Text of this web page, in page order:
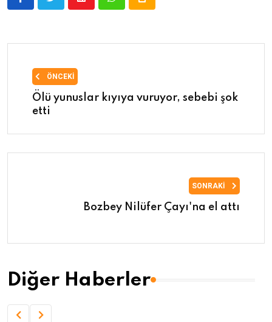
ÖNCEKI
Ölü yunuslar kıyıya vuruyor, sebebi şok
etti
SONRAKI
Bozbey Nilüfer Çayı'na el attı
Diğer Haberler